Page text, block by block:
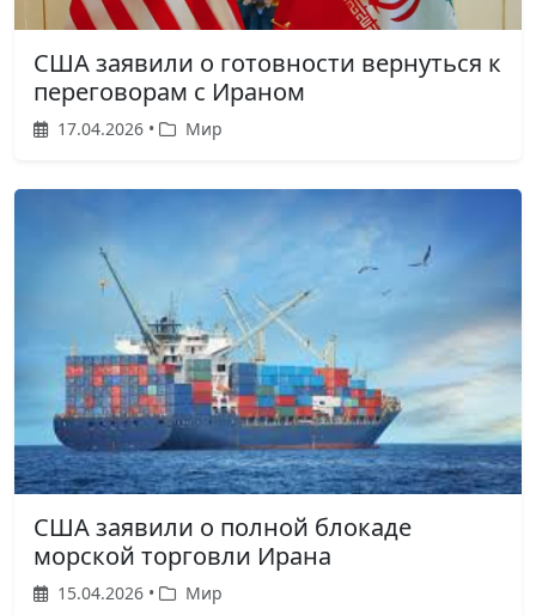
США заявили о готовности вернуться к
переговорам с Ираном
17.04.2026 • Мир
США заявили о полной блокаде
морской торговли Ирана
15.04.2026 • Мир